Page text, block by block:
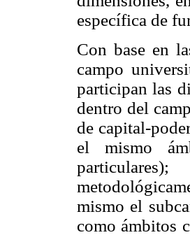
específica de
Con base en
campo
participan las
dentro del
de capital-
el mismo
mismo el
como ámbitos